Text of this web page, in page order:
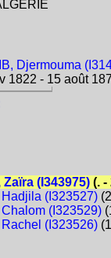
Djermouma
1822 - 15 août
(I343975) (. -
(I323527)
(I323529)
(I323526)